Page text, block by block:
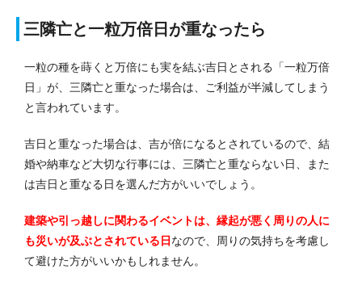
三隣亡と一粒万倍日が重なったら
一粒の種を蒔くと万倍にも実を結ぶ吉日とされる「一粒万倍
日」が、三隣亡と重なった場合は、ご利益が半減してしまう
と言われています。
吉日と重なった場合は、吉が倍になるとされているので、結
婚や納車など大切な行事には、三隣亡と重ならない日、また
は吉日と重なる日を選んだ方がいいでしょう。
建築や引っ越しに関わるイベントは、縁起が悪く周りの人に
も災いが及ぶとされている日 なので、周りの気持ちを考慮し
て避けた方がいいかもしれません。